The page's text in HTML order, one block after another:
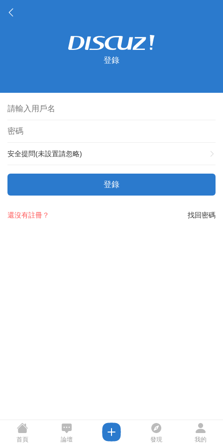
登錄
安全提問(未設置請忽略)
登錄
找回密碼
還沒有註冊？
首頁 論壇 發現 我的